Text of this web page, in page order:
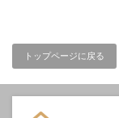
トップページに戻る